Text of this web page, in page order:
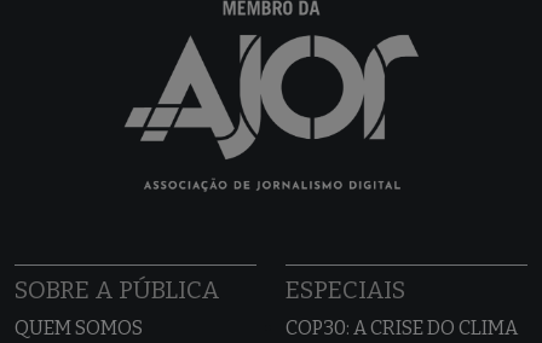
SOBRE A PÚBLICA
QUEM SOMOS
ESPECIAIS
COP30: A CRISE DO CLIMA